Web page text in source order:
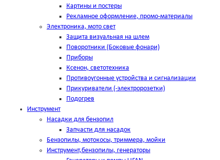
Картины и постеры
Рекламное оформление, промо-материалы
Электроника, мото свет
Защита визуальная на шлем
Поворотники (Боковые фонари)
Приборы
Ксенон, светотехника
Противоугонные устройства и сигнализации
Прикуриватели (-электророзетки)
Подогрев
Инструмент
Насадки для бензопил
Запчасти для насадок
Бензопилы, мотокосы, триммера, мойки
Инструмент,бензопилы, генераторы